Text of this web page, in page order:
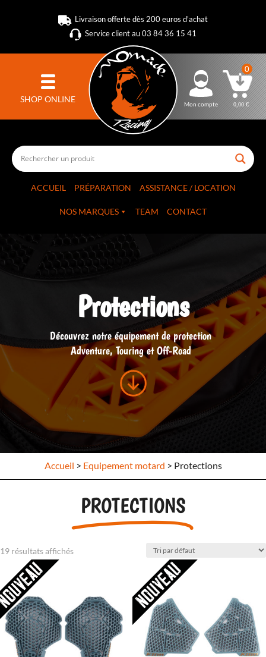
Livraison offerte dès 200 euros d'achat
Service client au 03 84 36 15 41
SHOP ONLINE Mon compte
0
0,00€
ACCUEIL PRÉPARATION ASSISTANCE / LOCATION
NOS MARQUES TEAM CONTACT
Protections
Découvrez notre équipement de protection
Adventure, Touring et Off-Road
Accueil > Equipement motard > Protections
PROTECTIONS
19 résultats affichés